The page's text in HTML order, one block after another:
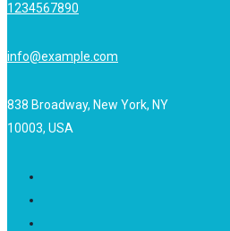
1234567890
info@example.com
838 Broadway, New York, NY
10003, USA